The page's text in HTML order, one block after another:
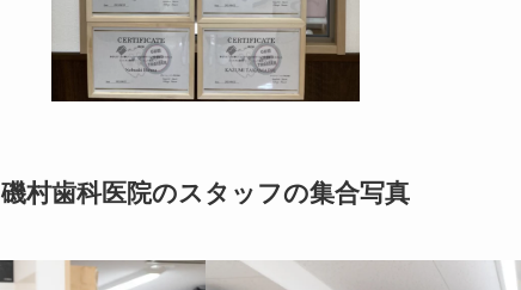
磯村歯科医院のスタッフの集合写真